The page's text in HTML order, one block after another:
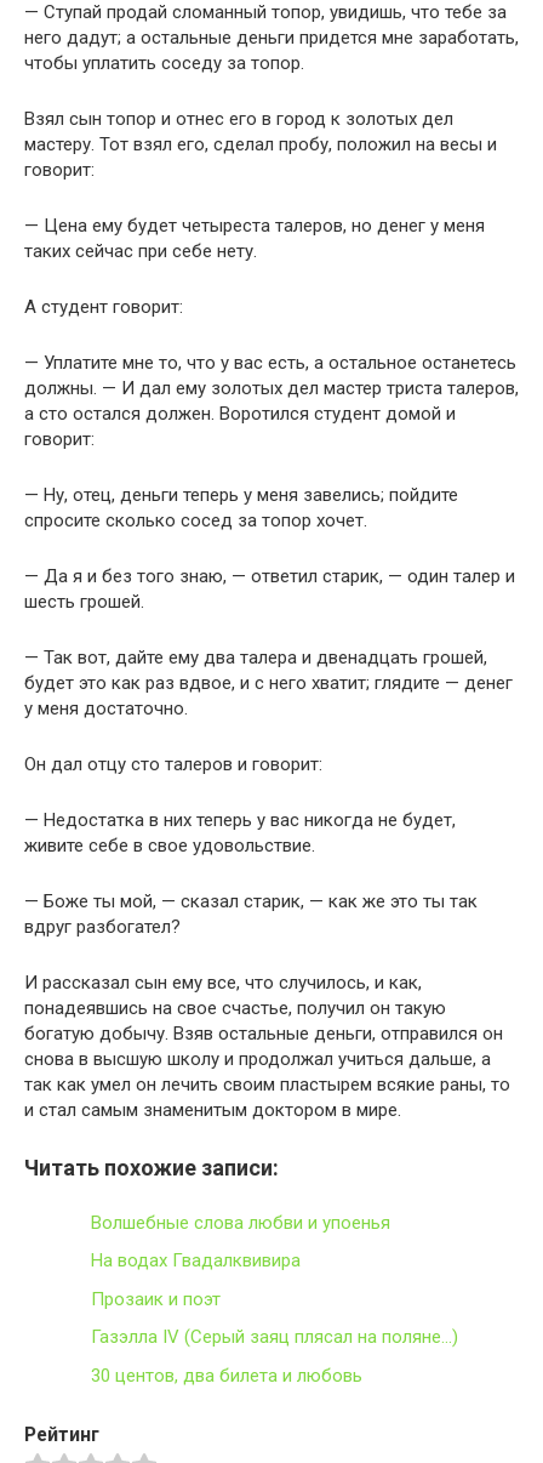
— Ступай продай сломанный топор, увидишь, что тебе за
него дадут; а остальные деньги придется мне заработать,
чтобы уплатить соседу за топор.
Взял сын топор и отнес его в город к золотых дел
мастеру. Тот взял его, сделал пробу, положил на весы и
говорит:
— Цена ему будет четыреста талеров, но денег у меня
таких сейчас при себе нету.
А студент говорит:
— Уплатите мне то, что у вас есть, а остальное останетесь
должны. — И дал ему золотых дел мастер триста талеров,
а сто остался должен. Воротился студент домой и
говорит:
— Ну, отец, деньги теперь у меня завелись; пойдите
спросите сколько сосед за топор хочет.
— Да я и без того знаю, — ответил старик, — один талер и
шесть грошей.
— Так вот, дайте ему два талера и двенадцать грошей,
будет это как раз вдвое, и с него хватит; глядите — денег
у меня достаточно.
Он дал отцу сто талеров и говорит:
— Недостатка в них теперь у вас никогда не будет,
живите себе в свое удовольствие.
— Боже ты мой, — сказал старик, — как же это ты так
вдруг разбогател?
И рассказал сын ему все, что случилось, и как,
понадеявшись на свое счастье, получил он такую
богатую добычу. Взяв остальные деньги, отправился он
снова в высшую школу и продолжал учиться дальше, а
так как умел он лечить своим пластырем всякие раны, то
и стал самым знаменитым доктором в мире.
Читать похожие записи:
Волшебные слова любви и упоенья
На водах Гвадалквивира
Прозаик и поэт
Газэлла IV (Серый заяц плясал на поляне…)
30 центов, два билета и любовь
Рейтинг